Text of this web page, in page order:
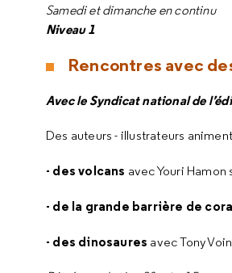
Samedi et dimanche en continu
Niveau 1
Rencontres avec
Avec le Syndicat national de
Des auteurs - illustrateurs
- des volcans avec Youri Hamon
- de la grande barrière de
- des dinosaures avec Tony